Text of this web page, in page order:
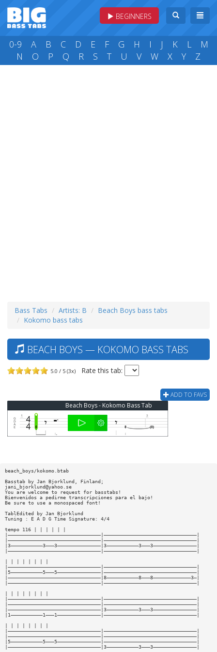
BEGINNERS
0-9 A B C D E F G H I J K L
M
N
O P Q R S T U V W X Y Z
Bass Tabs Artists: B
Beach Boys bass tabs
Kokomo bass tabs
BEACH BOYS — KOKOMO BASS TABS
5.0 / 5 (3x) Rate this tab:
ADD TO FAVS
Beach Boys - Kokomo Bass Tab
beach_boys/kokomo.btab
Basstab by Jan Bjorklund, Finland;
jani_bjorklund@yahoo.se
You are welcome to request for basstabs!
Bienvenidos a pedirme transcripciones para el bajo!
Be sure to use a monospaced font!
TablEdited by Jan Bjorklund
Tuning : E A D G Time Signature: 4/4
tempo 116 | | | | | |
|————————————————————————————————|————————————————————————————————|
|————————————————————————————————|————————————————————————————————|
|3———————————3———3———————————————|3———————————3———3———————————————|
|————————————————————————————————|————————————————————————————————|
|————————————————————————————————|————————————————————————————————|
|5———————————5———5———————————————|————————————————————————————————|
|————————————————————————————————|8———————————8———8—————————————3—|
|————————————————————————————————|————————————————————————————————|
|————————————————————————————————|————————————————————————————————|
|————————————————————————————————|————————————————————————————————|
|————————————————————————————————|3———————————3———3———————————————|
|1———————————1———1———————————————|————————————————————————————————|
|————————————————————————————————|————————————————————————————————|
|————————————————————————————————|————————————————————————————————|
|5———————————5———5———————————————|————————————————————————————————|
|————————————————————————————————|3———————————3———3———————————————|